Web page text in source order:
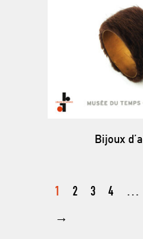
Bijoux
1 2 3 4 …
→